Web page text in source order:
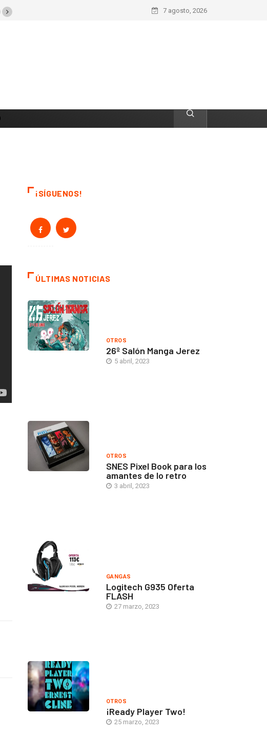
7 agosto, 2026
¡SÍGUENOS!
ÚLTIMAS NOTICIAS
OTROS
26º Salón Manga Jerez
5 abril, 2023
OTROS
SNES Pixel Book para los
amantes de lo retro
3 abril, 2023
GANGAS
Logitech G935 Oferta
FLASH
27 marzo, 2023
OTROS
¡Ready Player Two!
25 marzo, 2023